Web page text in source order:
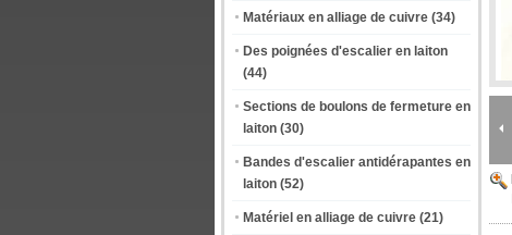
Matériaux en alliage de cuivre (34)
Des poignées d'escalier en laiton
(44)
Sections de boulons de fermeture en
laiton (30)
Bandes d'escalier antidérapantes en
laiton (52)
Matériel en alliage de cuivre (21)